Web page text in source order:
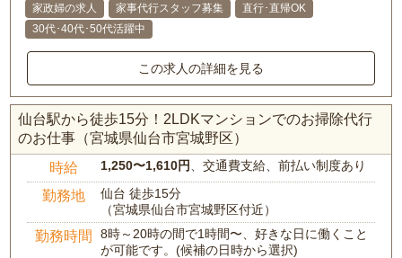
家政婦の求人
家事代行スタッフ募集
直行･直帰OK
30代･40代･50代活躍中
この求人の詳細を見る
仙台駅から徒歩15分！2LDKマンションでのお掃除代行
のお仕事（宮城県仙台市宮城野区）
時給 1,250〜1,610円、交通費支給、前払い制度あり
勤務地
仙台 徒歩15分
（宮城県仙台市宮城野区付近）
勤務時間
8時～20時の間で1時間〜、好きな日に働くこと
が可能です。(候補の日時から選択)